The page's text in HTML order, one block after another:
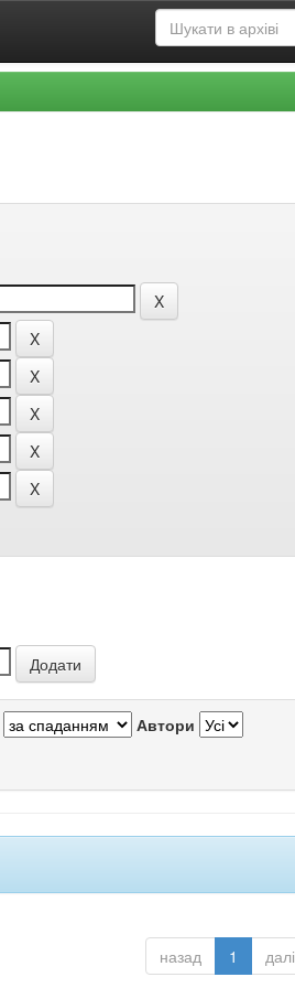
Автори
назад 1 далі